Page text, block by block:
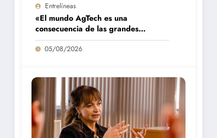
Entrelíneas
«El mundo AgTech es una
consecuencia de las grandes
fortalezas que tenemos en la región»
05/08/2026